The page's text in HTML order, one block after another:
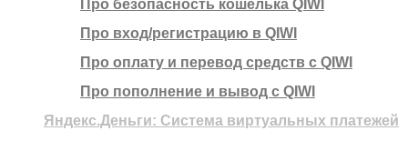
Про безопасность кошелька QIWI
Про вход/регистрацию в QIWI
Про оплату и перевод средств c QIWI
Про пополнение и вывод с QIWI
Яндекс.Деньги: Система виртуальных платежей